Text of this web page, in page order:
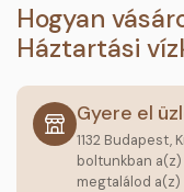
Hogyan
Háztartási
Gyere el
1132 Budapest,
boltunkban
megtalálod